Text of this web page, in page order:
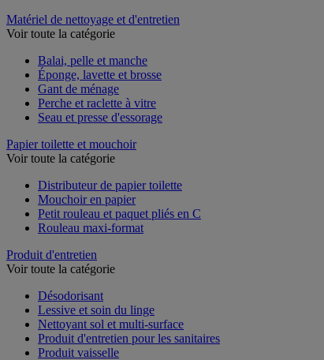
Matériel de nettoyage et d'entretien
Voir toute la catégorie
Balai, pelle et manche
Éponge, lavette et brosse
Gant de ménage
Perche et raclette à vitre
Seau et presse d'essorage
Papier toilette et mouchoir
Voir toute la catégorie
Distributeur de papier toilette
Mouchoir en papier
Petit rouleau et paquet pliés en C
Rouleau maxi-format
Produit d'entretien
Voir toute la catégorie
Désodorisant
Lessive et soin du linge
Nettoyant sol et multi-surface
Produit d'entretien pour les sanitaires
Produit vaisselle